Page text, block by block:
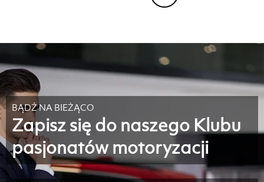
BĄDŹ NA BIEŻĄCO
Zapisz się do naszego Klubu
pasjonatów motoryzacji